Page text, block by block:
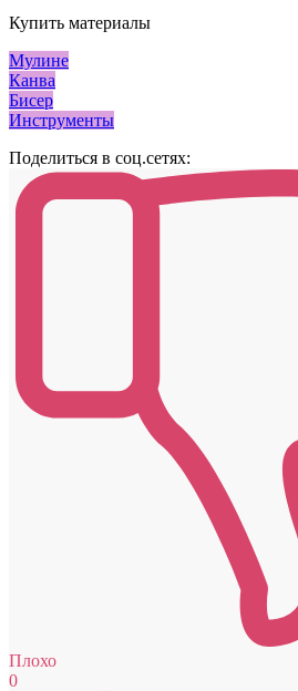
Купить материалы
Мулине
Канва
Бисер
Инструменты
Поделиться в соц.сетях:
Плохо
0